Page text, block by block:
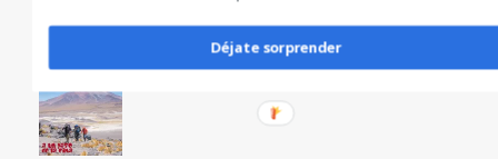
Déjate sorprender